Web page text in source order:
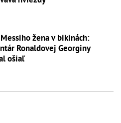
Messiho žena v bikinách:
Ronaldovej Georginy
ošiaľ